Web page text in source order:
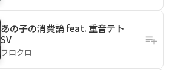
あの子の消費論 feat. 重音テト
SV
フロクロ